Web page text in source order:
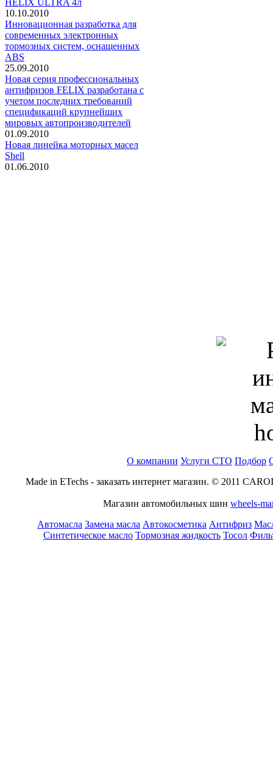
HELIX ULTRA 4л
10.10.2010
Инновационная разработка для
современных электронных
тормозных систем, оснащенных
ABS
25.09.2010
Новая серия профессиональных
антифризов FELIX разработана с
учетом последних требований
спецификаций крупнейших
мировых автопроизводителей
01.09.2010
Новая линейка моторных масел
Shell
01.06.2010
О компании Услуги СТО Подбор
Made in ETechs - заказать интернет магазин. © 2011
Магазин автомобильных шинwheels-
Автомасла Замена масла Автокосметика Антифриз
Синтетическое масло Тормозная жидкость Тосол